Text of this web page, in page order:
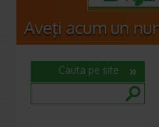
Cauta pe site